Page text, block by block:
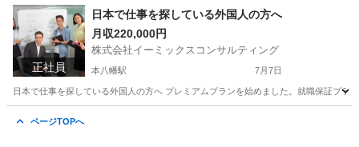
千葉 本八幡駅 スキー スノボー
正社員
日本で仕事を探している外国人の方へ
月収220,000円
株式会社イーミックスコンサルティング
本八幡駅 7月7日
日本で仕事を探している外国人の方へ プレミアムプランを始めました。就職保証プ
ページTOPへ